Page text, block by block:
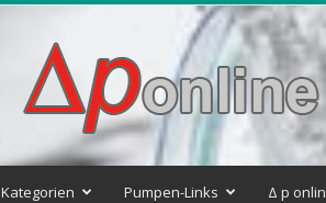
Delta
p
–
Pumpen
Systeme
Blog
Kategorien Pumpen-Links Δ p